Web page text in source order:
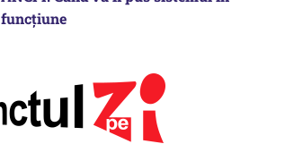
funcțiune